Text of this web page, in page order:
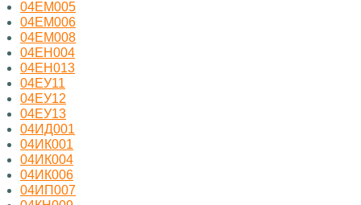
04ЕМ005
04ЕМ006
04ЕМ008
04ЕН004
04ЕН013
04ЕУ11
04ЕУ12
04ЕУ13
04ИД001
04ИК001
04ИК004
04ИК006
04ИП007